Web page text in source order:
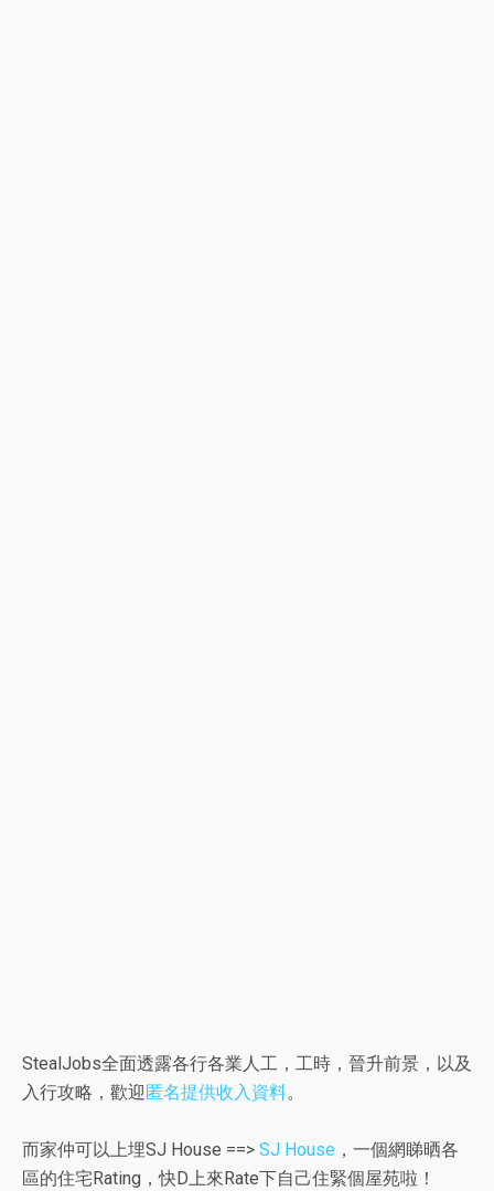
StealJobs全面透露各行各業人工，工時，晉升前景，以及
入行攻略，歡迎 匿名提供收入資料。
而家仲可以上埋SJ House ==> SJ House ，一個網睇晒各
區的住宅Rating，快D上來Rate下自己住緊個屋苑啦！